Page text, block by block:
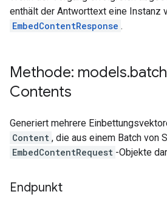
enthält der Antworttext eine Instanz
EmbedContentResponse .
Methode: models.batch
Contents
Generiert mehrere
Content , die aus einem Batch von
EmbedContentRequest -Objekte
Endpunkt